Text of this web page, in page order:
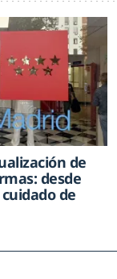
de
desde
de